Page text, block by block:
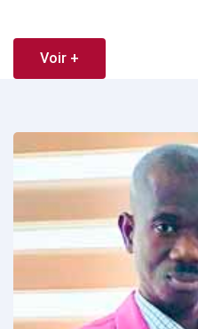
Voir +